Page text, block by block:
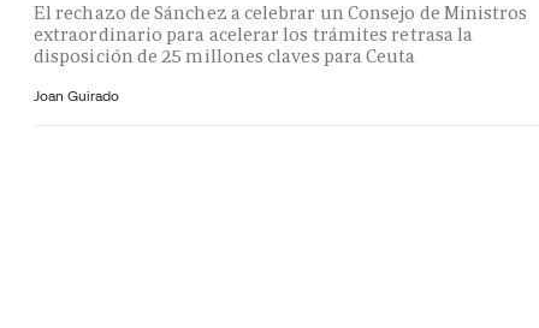
El rechazo de Sánchez a celebrar un Consejo de Ministros
extraordinario para acelerar los trámites retrasa la
disposición de 25 millones claves para Ceuta
Joan Guirado